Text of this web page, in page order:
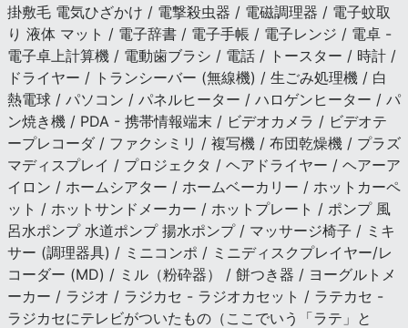
掛敷毛 電気ひざかけ / 電撃殺虫器 / 電磁調理器 / 電子蚊取
り 液体 マット / 電子辞書 / 電子手帳 / 電子レンジ / 電卓 -
電子卓上計算機 / 電動歯ブラシ / 電話 / トースター / 時計 /
ドライヤー / トランシーバー (無線機) / 生ごみ処理機 / 白
熱電球 / パソコン / パネルヒーター / ハロゲンヒーター / パ
ン焼き機 / PDA - 携帯情報端末 / ビデオカメラ / ビデオテ
ープレコーダ / ファクシミリ / 複写機 / 布団乾燥機 / プラズ
マディスプレイ / プロジェクタ / ヘアドライヤー / ヘアーア
イロン / ホームシアター / ホームベーカリー / ホットカーペ
ット / ホットサンドメーカー / ホットプレート / ポンプ 風
呂水ポンプ 水道ポンプ 揚水ポンプ / マッサージ椅子 / ミキ
サー (調理器具) / ミニコンポ / ミニディスクプレイヤー/レ
コーダー (MD) / ミル（粉砕器） / 餅つき器 / ヨーグルトメ
ーカー / ラジオ / ラジカセ - ラジオカセット / ラテカセ -
ラジカセにテレビがついたもの（ここでいう「ラテ」と